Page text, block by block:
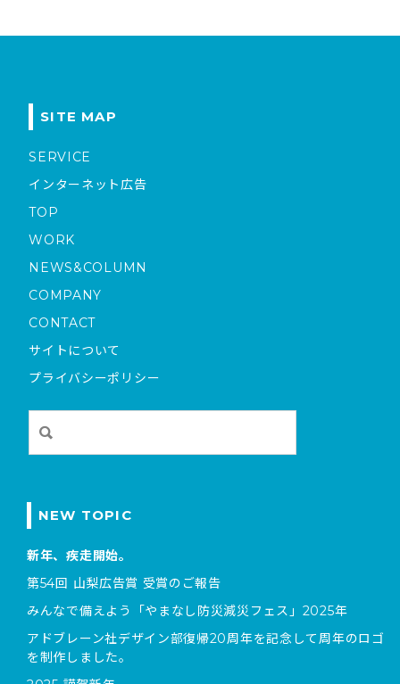
SITE MAP
SERVICE
インターネット広告
TOP
WORK
NEWS&COLUMN
COMPANY
CONTACT
サイトについて
プライバシーポリシー
NEW TOPIC
新年、疾走開始。
第54回 山梨広告賞 受賞のご報告
みんなで備えよう「やまなし防災減災フェス」2025年
アドブレーン社デザイン部復帰20周年を記念して周年のロゴ
を制作しました。